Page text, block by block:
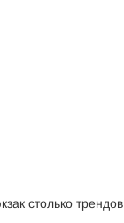
столько трендов